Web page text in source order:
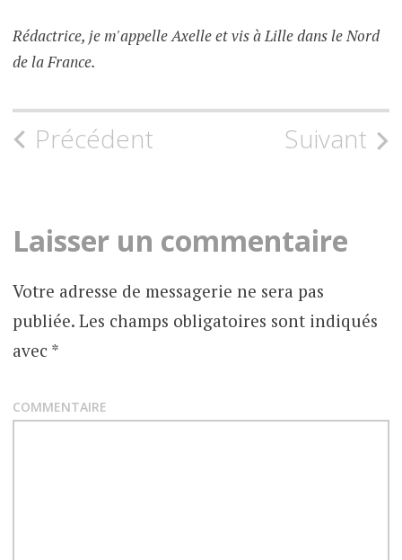
Rédactrice, je m'appelle Axelle et vis à Lille dans le Nord
de la France.
N
v
g
a
t
i
Précédent Suivant
Laisser un commentaire
Votre adresse de messagerie ne sera pas
publiée.Les champs obligatoires sont indiqués
avec *
COMMENTAIRE